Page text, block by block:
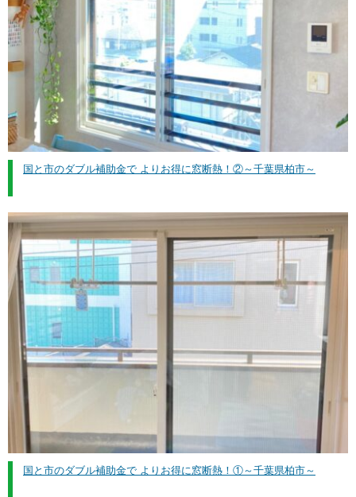
国と市のダブル補助金で よりお得に窓断熱！②～千葉県柏市～
国と市のダブル補助金で よりお得に窓断熱！①～千葉県柏市～